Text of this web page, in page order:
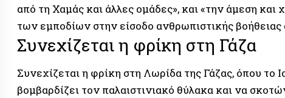
από τη Χαμάς και άλλες ομάδες», και «την άμεση
των εμποδίων στην είσοδο ανθρωπιστικής βοήθειας
Συνεχίζεται η φρίκη στη Γάζα
Συνεχίζεται η φρίκη στη Λωρίδα της Γάζας, όπου το
βομβαρδίζει τον παλαιστινιακό θύλακα και να